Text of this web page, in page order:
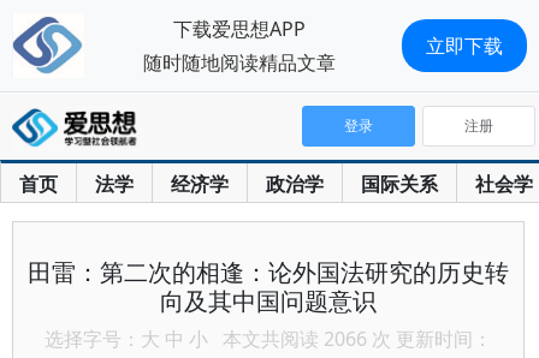
首页 法学 经济学 政治学 国际关系 社会学
登录 注册
田雷：第二次的相逢：论外国法研究的历史转
向及其中国问题意识
选择字号： 大 中 小 本文共阅读 2066 次 更新时间：
下载爱思想APP
随时随地阅读精品文章
立即下载